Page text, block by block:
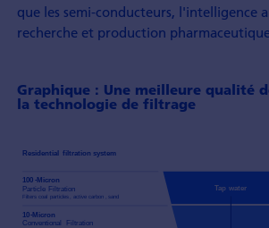
que les semi-conducteurs, l'intelligence
recherche et production
Graphique : Une meilleure qualité
la technologie de filtrage